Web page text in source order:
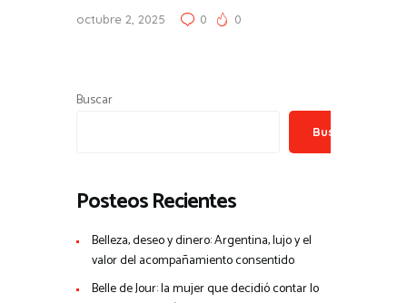
octubre 2, 2025 0 0
Buscar
Buscar
Posteos Recientes
Belleza, deseo y dinero: Argentina, lujo y el
valor del acompañamiento consentido
Belle de Jour: la mujer que decidió contar lo